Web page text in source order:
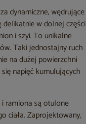
dynamiczne, wędrujące
delikatnie w dolnej części
i szyi. To unikalne
Taki jednostajny ruch
na dużej powierzchni
napięć kumulujących
ramiona są otulone
ciała. Zaprojektowany,